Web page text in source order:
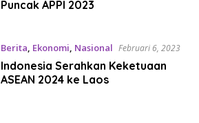
Puncak APPI 2023
Berita, Ekonomi, Nasional Februari 6, 2023
Indonesia Serahkan Keketuaan
ASEAN 2024 ke Laos